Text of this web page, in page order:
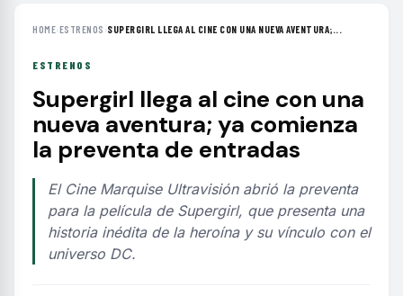
HOME›ESTRENOS ›SUPERGIRL LLEGA AL CINE CON UNA NUEVA AVENTURA;...
ESTRENOS
Supergirl llega al cine con una
nueva aventura; ya comienza
la preventa de entradas
El Cine Marquise Ultravisión abrió la preventa
para la película de Supergirl, que presenta una
historia inédita de la heroína y su vínculo con el
universo DC.